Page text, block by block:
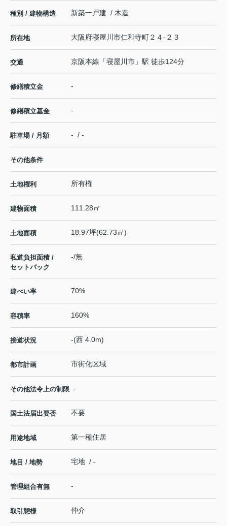
種別 / 建物構造 新築一戸建 / 木造
所在地 大阪府寝屋川市仁和寺町２４-２３
交通 京阪本線 「寝屋川市 」駅 徒歩124分
修繕積立金 -
修繕積立基金 -
駐車場 / 月額 - / -
その他条件
土地権利 所有権
建物面積 111.28㎡
土地面積 18.97坪(62.73㎡)
私道負担面積 /
セットバック
-/無
建ぺい率 70%
容積率 160%
接道状況 -(西 4.0m)
都市計画 市街化区域
その他法令上の制限 -
国土法届出要否 不要
用途地域 第一種住居
地目 / 地勢 宅地 / -
管理組合有無 -
取引態様 仲介